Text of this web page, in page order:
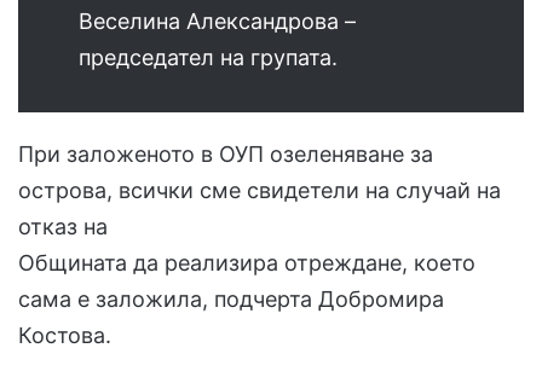
Веселина Александрова –
председател на групата.
При заложеното в ОУП озеленяване за
острова, всички сме свидетели на случай на
отказ на
Общината да реализира отреждане, което
сама е заложила, подчерта Добромира
Костова.